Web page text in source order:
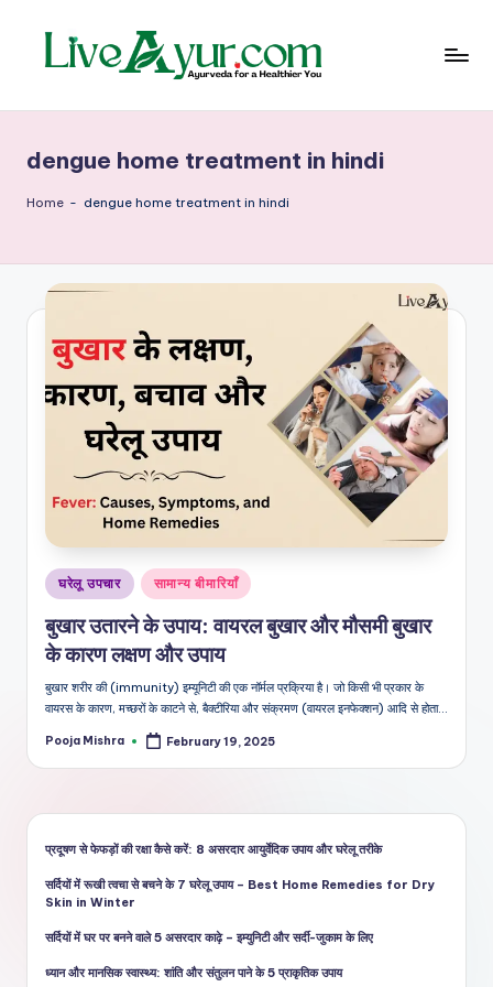
Ay
ur
आ
युर्वे
दि
क
शै
ली
का
भरो
सेमं
द
स्रो
त
आयुर्वेद
सरल
dengue home treatment in hindi
Home - dengue home treatment in hindi
Posted
in
घरेलू उपचार सामान्य बीमारियाँ
बुखार उतारने के उपाय: वायरल बुखार और मौसमी बुखार
के कारण लक्षण और उपाय
बुखार शरीर की (immunity) इम्यूनिटी की एक नॉर्मल प्रक्रिया है। जो किसी भी प्रकार के
वायरस के कारण, मच्छरों के काटने से, बैक्टीरिया और संक्रमण (वायरल इनफेक्शन) आदि से होता…
Posted
Pooja Mishra February 19, 2025
प्रदूषण से फेफड़ों की रक्षा कैसे करें: 8 असरदार आयुर्वेदिक उपाय और घरेलू तरीके
सर्दियों में रूखी त्वचा से बचने के 7 घरेलू उपाय – Best Home Remedies for Dry
Skin in Winter
सर्दियों में घर पर बनने वाले 5 असरदार काढ़े – इम्युनिटी और सर्दी-जुकाम के लिए
ध्यान और मानसिक स्वास्थ्य: शांति और संतुलन पाने के 5 प्राकृतिक उपाय